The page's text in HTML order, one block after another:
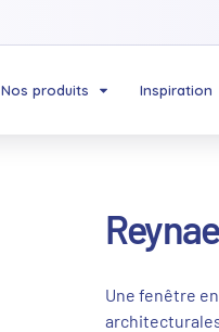
Nos produits Inspiration
Une fenêtre